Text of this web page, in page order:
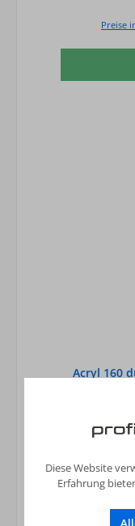
Preise
Acryl 160
Preise
Diese Website
Erfahrung